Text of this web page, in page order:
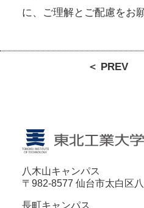
に、ご理解とご配慮をお
＜ PREV
八木山キャンパス
〒982-8577 仙台市太白区
長町キャンパス